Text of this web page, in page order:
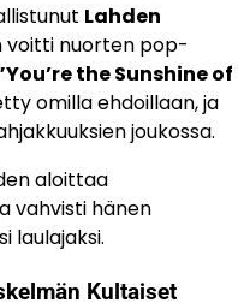
Lahden
voitti nuorten pop-
the Sunshine of
omilla ehdoillaan, ja
joukossa.
aloittaa
vahvisti hänen
laulajaksi.
Kultaiset